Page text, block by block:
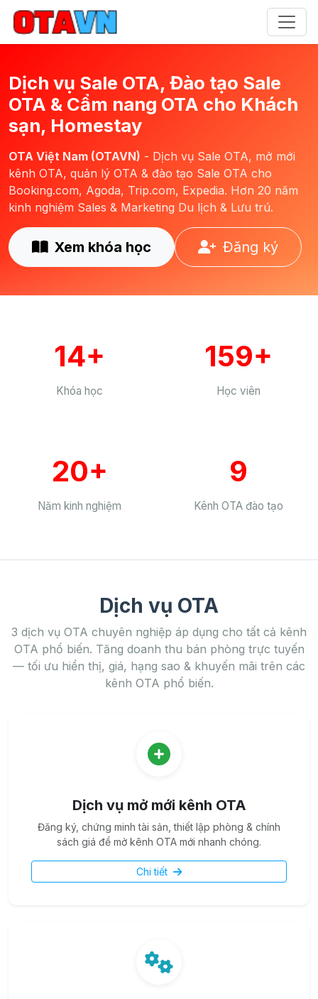
Dịch vụ Sale OTA, Đào tạo Sale
OTA & Cẩm nang OTA cho Khách
sạn, Homestay
OTA Việt Nam (OTAVN) - Dịch vụ Sale OTA, mở mới
kênh OTA, quản lý OTA & đào tạo Sale OTA cho
Booking.com, Agoda, Trip.com, Expedia. Hơn 20 năm
kinh nghiệm Sales & Marketing Du lịch & Lưu trú.
Xem khóa học Đăng ký
14+
Khóa học
159+
Học viên
20+
Năm kinh nghiệm
9
Kênh OTA đào tạo
Dịch vụ OTA
3 dịch vụ OTA chuyên nghiệp áp dụng cho tất cả kênh
OTA phổ biến. Tăng doanh thu bán phòng trực tuyến
— tối ưu hiển thị, giá, hạng sao & khuyến mãi trên các
kênh OTA phổ biến.
Dịch vụ mở mới kênh OTA
Đăng ký, chứng minh tài sản, thiết lập phòng & chính
sách giá để mở kênh OTA mới nhanh chóng.
Chi tiết